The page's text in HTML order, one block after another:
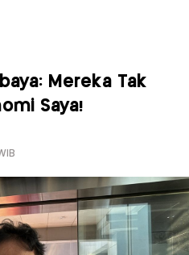
Mereka Tak
Saya!